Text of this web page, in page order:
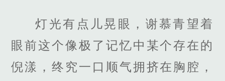
灯光有点儿晃眼，谢慕青望着
眼前这个像极了记忆中某个存在的
倪漾，终究一口顺气拥挤在胸腔，